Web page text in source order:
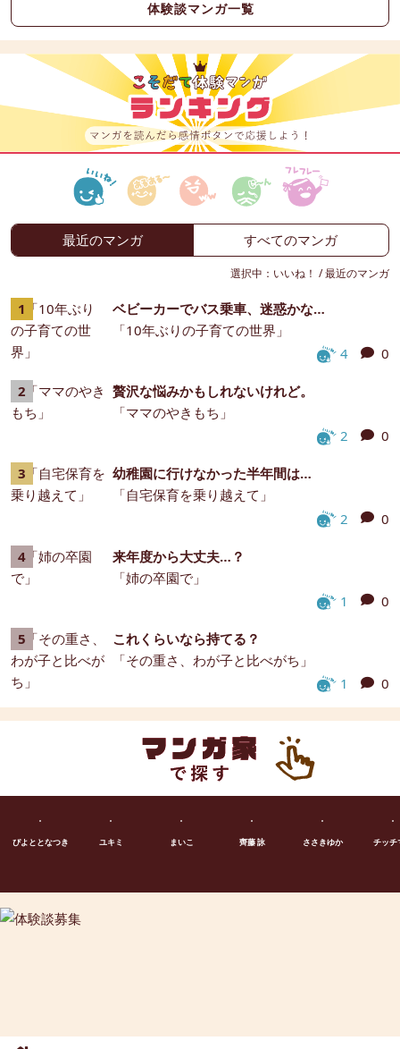
体験談マンガ一覧
最近のマンガ すべてのマンガ
選択中： いいね！ /最近のマンガ
ベビーカーでバス乗車、迷惑かな…
「10年ぶりの子育ての世界」
4
0
贅沢な悩みかもしれないけれど。
「ママのやきもち」
2
0
幼稚園に行けなかった半年間は…
「自宅保育を乗り越えて」
2
0
来年度から大丈夫…？
「姉の卒園で」
1
0
これくらいなら持てる？
「その重さ、わが子と比べがち」
1
0
ぴよととなつき ユキミ まいこ 齊藤 詠 ささきゆか チッチ